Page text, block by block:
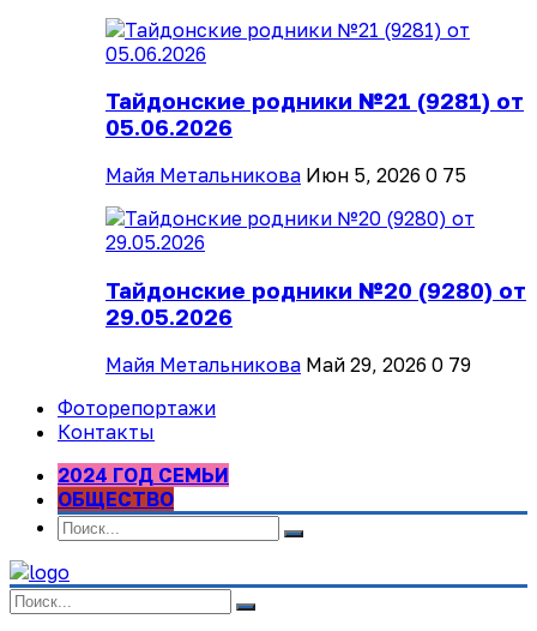
Тайдонские родники №21 (9281) от
05.06.2026
Майя Метальникова Июн 5, 2026 0 75
Тайдонские родники №20 (9280) от
29.05.2026
Майя Метальникова Май 29, 2026 0 79
Фоторепортажи
Контакты
2024 ГОД СЕМЬИ
ОБЩЕСТВО